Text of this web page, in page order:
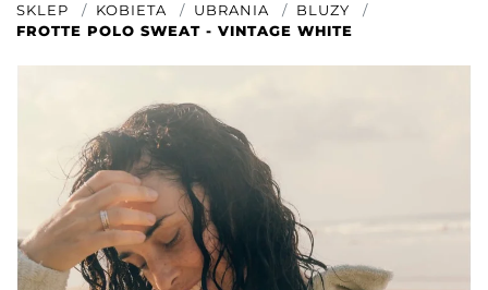
SKLEP KOBIETA UBRANIA
BLUZY
FROTTE POLO SWEAT - VINTAGE WHITE